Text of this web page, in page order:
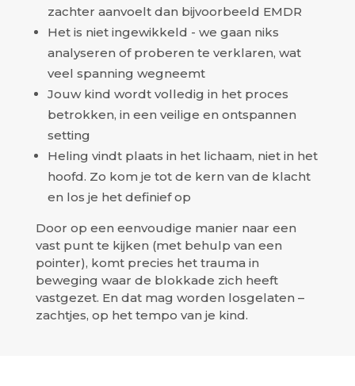
zachter aanvoelt dan bijvoorbeeld EMDR
Het is niet ingewikkeld - we gaan niks
analyseren of proberen te verklaren, wat
veel spanning wegneemt
Jouw kind wordt volledig in het proces
betrokken, in een veilige en ontspannen
setting
Heling vindt plaats in het lichaam, niet in het
hoofd. Zo kom je tot de kern van de klacht
en los je het definief op
Door op een eenvoudige manier naar een
vast punt te kijken (met behulp van een
pointer), komt precies het trauma in
beweging waar de blokkade zich heeft
vastgezet. En dat mag worden losgelaten –
zachtjes, op het tempo van je kind.